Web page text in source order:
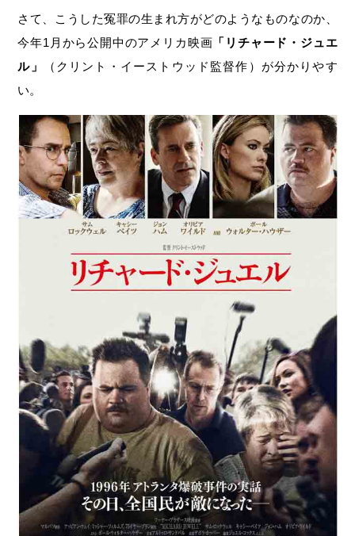
さて、こうした冤罪の生まれ方がどのようなものなのか、
今年1月から公開中のアメリカ映画 「リチャード・ジュエ
ル」
（クリント・イーストウッド監督作）が分かりやす
い。